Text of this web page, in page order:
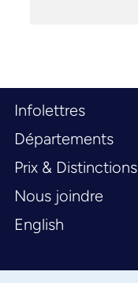
Infolettres
Départements
Prix & Distinctions
Nous joindre
English